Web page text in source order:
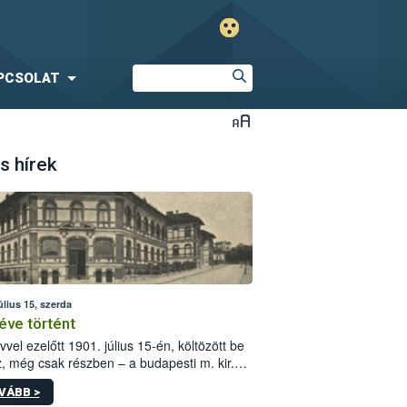
hírek
15, szerda
történt
ezelőtt 1901. július 15-én, költözött be
még csak részben – a budapesti m. kir.
állomás a Kis Rókus utca
alatti, Czigler Győző által tervezett új
>